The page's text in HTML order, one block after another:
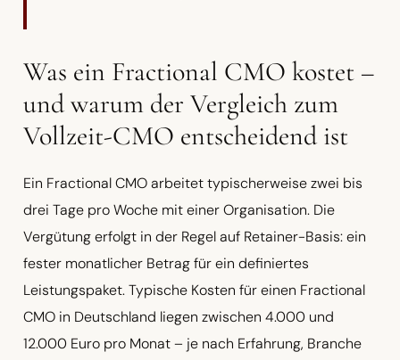
Was ein Fractional CMO kostet –
und warum der Vergleich zum
Vollzeit-CMO entscheidend ist
Ein Fractional CMO arbeitet typischerweise zwei bis
drei Tage pro Woche mit einer Organisation. Die
Vergütung erfolgt in der Regel auf Retainer-Basis: ein
fester monatlicher Betrag für ein definiertes
Leistungspaket. Typische Kosten für einen Fractional
CMO in Deutschland liegen zwischen 4.000 und
12.000 Euro pro Monat – je nach Erfahrung, Branche